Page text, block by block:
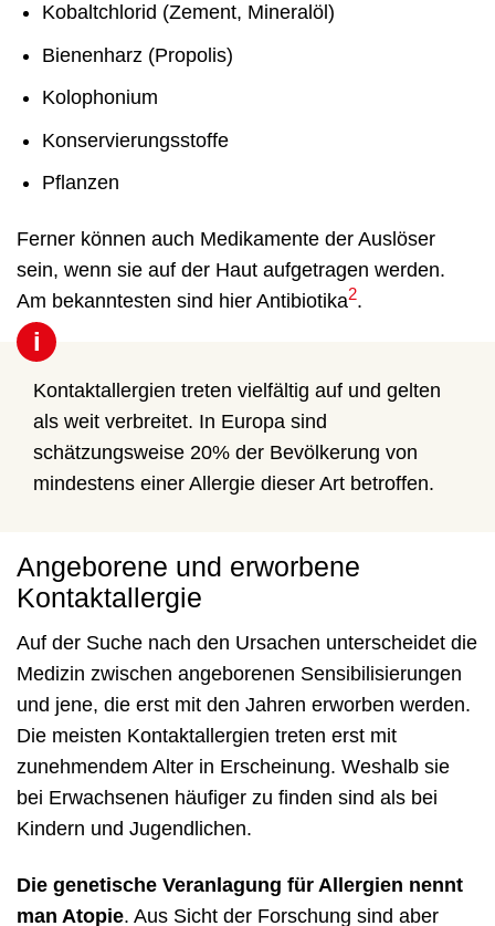
Kobaltchlorid (Zement, Mineralöl)
Bienenharz (Propolis)
Kolophonium
Konservierungsstoffe
Pflanzen
Ferner können auch Medikamente der Auslöser
sein, wenn sie auf der Haut aufgetragen werden.
Am bekanntesten sind hier Antibiotika2.
i
Kontaktallergien treten vielfältig auf und gelten
als weit verbreitet. In Europa sind
schätzungsweise 20% der Bevölkerung von
mindestens einer Allergie dieser Art betroffen.
Angeborene und erworbene
Kontaktallergie
Auf der Suche nach den Ursachen unterscheidet die
Medizin zwischen angeborenen Sensibilisierungen
und jene, die erst mit den Jahren erworben werden.
Die meisten Kontaktallergien treten erst mit
zunehmendem Alter in Erscheinung. Weshalb sie
bei Erwachsenen häufiger zu finden sind als bei
Kindern und Jugendlichen.
Die genetische Veranlagung für Allergien nennt
man Atopie. Aus Sicht der Forschung sind aber